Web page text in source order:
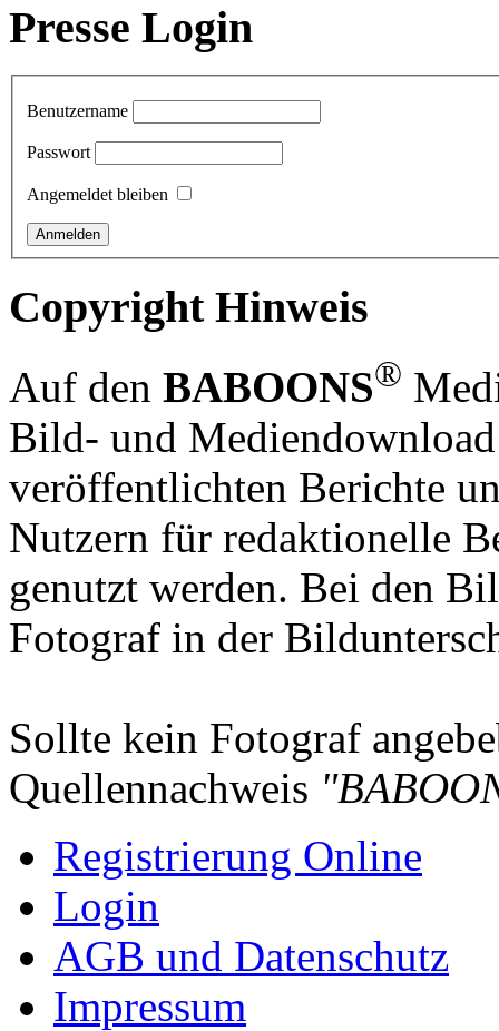
Presse Login
Benutzername
Passwort
Angemeldet bleiben
Copyright Hinweis
Auf den BABOONS®
Bild- und
veröffentlichten Berichte
Nutzern für redaktionelle
genutzt werden. Bei den
Fotograf in der
Sollte kein Fotograf
Quellennachweis
Registrierung Online
Login
AGB und Datenschutz
Impressum